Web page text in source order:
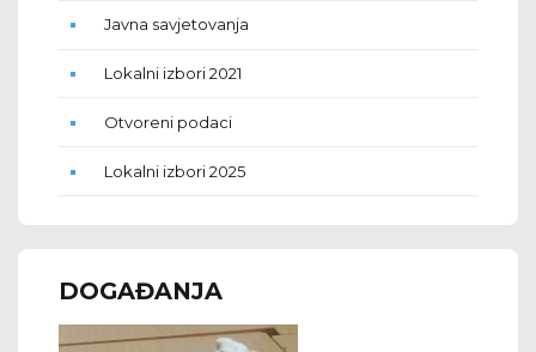
Javna savjetovanja
Lokalni izbori 2021
Otvoreni podaci
Lokalni izbori 2025
DOGAĐANJA